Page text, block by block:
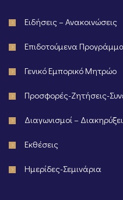
Ειδήσεις – Ανακοινώσεις
Επιδοτούμενα
Γενικό Εμπορικό Μητρώο
Προσφορές-Ζητήσεις-
Διαγωνισμοί –
Εκθέσεις
Ημερίδες-Σεμινάρια